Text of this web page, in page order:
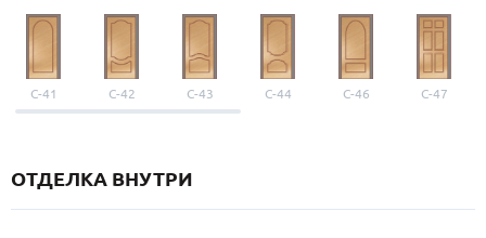
С-41 С-42 С-43 С-44 С-46 С-47
ОТДЕЛКА ВНУТРИ